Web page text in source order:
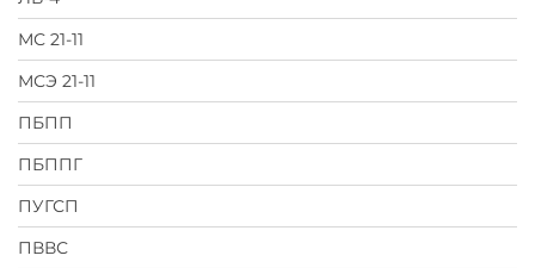
МС 21-11
МСЭ 21-11
ПБПП
ПБППГ
ПУГСП
ПВВС